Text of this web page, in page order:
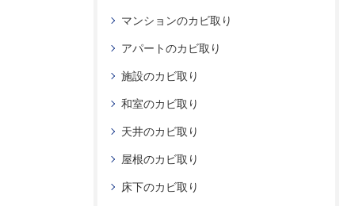
マンションのカビ取り
アパートのカビ取り
施設のカビ取り
和室のカビ取り
天井のカビ取り
屋根のカビ取り
床下のカビ取り